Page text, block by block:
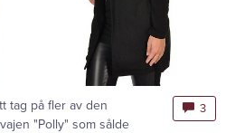
tag på fler av den
"Polly" som sålde
3